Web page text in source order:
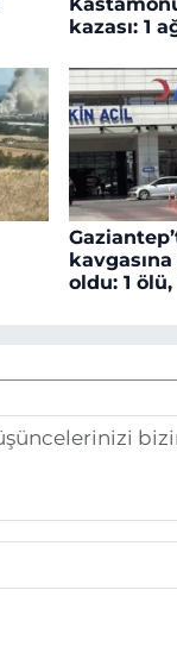
kazası: 1
oldu: 1 ölü,